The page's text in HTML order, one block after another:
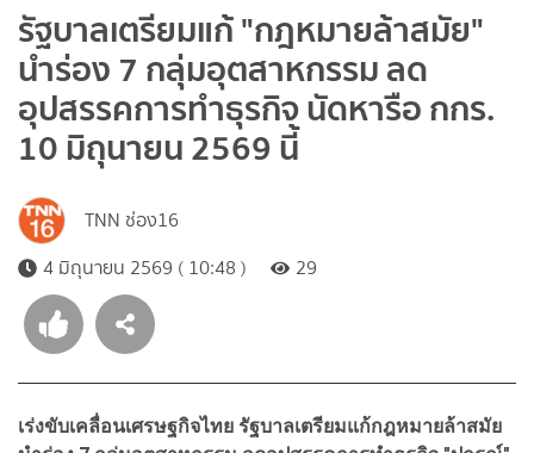
รัฐบาลเตรียมแก้ "กฎหมายล้าสมัย"
นำร่อง 7 กลุ่มอุตสาหกรรม ลด
อุปสรรคการทำธุรกิจ นัดหารือ กกร.
10 มิถุนายน 2569 นี้
TNN ช่อง16
4 มิถุนายน 2569 ( 10:48 )
29
เร่งขับเคลื่อนเศรษฐกิจไทย รัฐบาลเตรียมแก้กฎหมายล้าสมัย